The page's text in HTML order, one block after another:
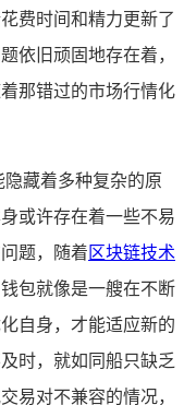
费时间和精力更新了
依旧顽固地存在着，
那错过的市场行情化
藏着多种复杂的原
或许存在着一些不易
题，随着 区块链技术
包就像是一艘在不断
自身，才能适应新的
时，就如同船只缺乏
易对不兼容的情况，